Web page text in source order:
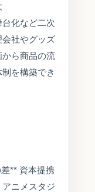
化など二次
社やグッズ
ら商品の流
を構築でき
** 資本提携
ニメスタジ